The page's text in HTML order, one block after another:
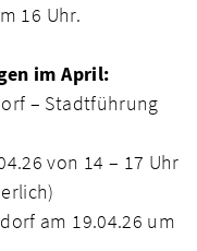
16 Uhr.
im April:
– Stadtführung
von 14 – 17 Uhr
am 19.04.26 um